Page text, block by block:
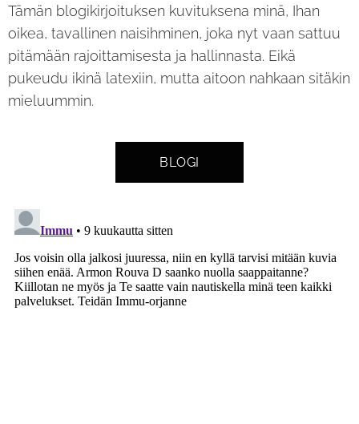
Tämän blogikirjoituksen kuvituksena minä, Ihan
oikea, tavallinen naisihminen, joka nyt vaan sattuu
pitämään rajoittamisesta ja hallinnasta. Eikä
pukeudu ikinä latexiin, mutta aitoon nahkaan sitäkin
mieluummin.
BLOGI